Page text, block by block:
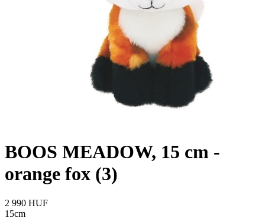
BOOS MEADOW, 15 cm -
orange fox (3)
2 990 HUF
15cm